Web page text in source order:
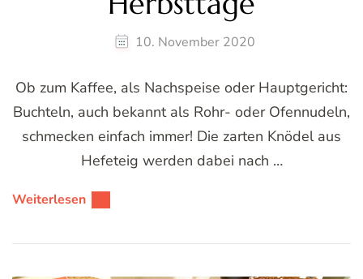
10. November 2020
Ob zum Kaffee, als Nachspeise oder Hauptgericht:
Buchteln, auch bekannt als Rohr- oder Ofennudeln,
schmecken einfach immer! Die zarten Knödel aus
Hefeteig werden dabei nach …
Weiterlesen